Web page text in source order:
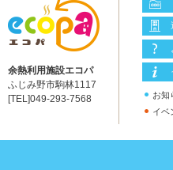
余熱利用施設エコパ
ふじみ野市駒林1117
[TEL]049-293-7568
お知
イベ